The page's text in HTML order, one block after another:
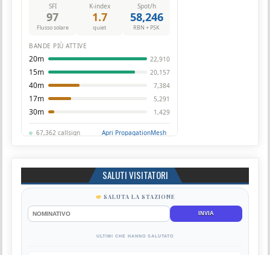
SALUTI VISITATORI
SALUTA LA STAZIONE
INVIA
ULTIMI CHE HANNO SALUTATO